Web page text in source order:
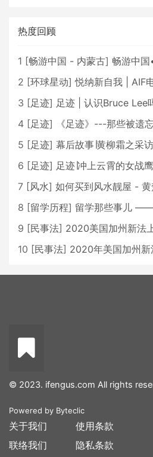
热度回顾
1 [畅游中国 - 内蒙古] 畅游中国•
2 [环球星动] 悦纳新自我 | AIF
3 [足迹] 足迹 | 认识Bruce Lee
4 [足迹]
《足迹》---那些被遗
5 [足迹] 幕后故事∣黄柳霜之采
6 [足迹] 足迹∣冲上云霄的女战鹰
7 [风水] 如何买到风水靓屋 -
8 [留学历程] 留学那些事儿 —— 探秘加
9 [民事法] 2020美国加州新法
10 [民事法] 2020年美国加州新
© 2023. ifengus.com All rights
Powered by Byteclic
关于我们
联络我们
使用条款
隐私条款